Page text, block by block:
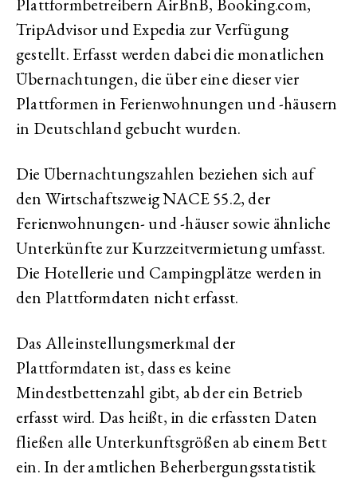
PlattformbetreibernAirBnB, Booking.com,
TripAdvisor und Expedia zur Verfügung
gestellt. Erfasst werden dabei die monatlichen
Übernachtungen, die über eine dieser vier
Plattformen in Ferienwohnungen und -häusern
in Deutschland gebucht wurden.
Die Übernachtungszahlen beziehen sich auf
den Wirtschaftszweig NACE 55.2, der
Ferienwohnungen- und -häuser sowie ähnliche
Unterkünfte zur Kurzzeitvermietung umfasst.
Die Hotellerie und Campingplätze werden in
den Plattformdaten nicht erfasst.
Das Alleinstellungsmerkmal der
Plattformdaten ist, dass es keine
Mindestbettenzahl gibt, ab der ein Betrieb
erfasst wird. Das heißt, in die erfassten Daten
fließen alle Unterkunftsgrößen ab einem Bett
ein. In der amtlichen Beherbergungsstatistik